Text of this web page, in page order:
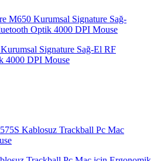
Signature Sağ-El RF
4000 DPI Mouse